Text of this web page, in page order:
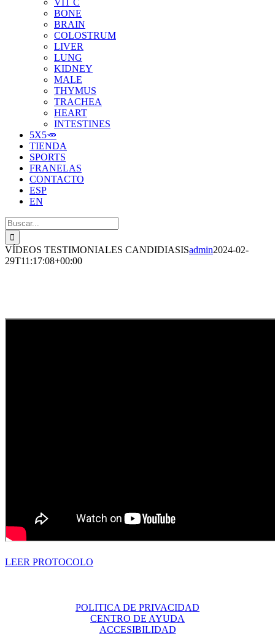
VIT C
BONE
BRAIN
COLOSTRUM
LIVER
LUNG
KIDNEY
MALE
THYMUS
TRACHEA
HEART
INTESTINES
5X5🥕
TIENDA
SPORTS
FRANELAS
CONTACTO
ESP
EN
Buscar:
VÍDEOS TESTIMONIALES CANDIDIASISadmin2024-02-
29T11:17:08+00:00
LEER PROTOCOLO
POLITICA DE PRIVACIDAD
CENTRO DE AYUDA
ACCESIBILIDAD